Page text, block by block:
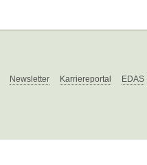
Newsletter Karriereportal EDAS